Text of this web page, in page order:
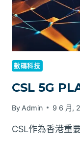
較
分
析
數碼科技
CSL 5G
By Admin 9 6 月,
CSL作為香港重